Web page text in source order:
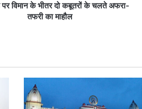
विमान के भीतर दो कबूतरों के चलते अफरा-
तफरी का माहौल